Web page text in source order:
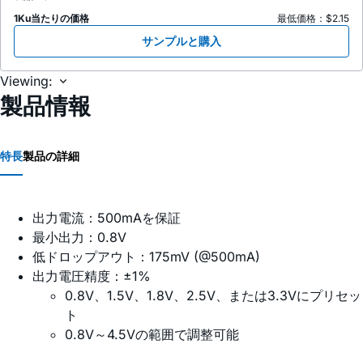
1Ku当たりの価格
最低価格：$2.15
サンプルと購入
Viewing:
製品情報
特長製品の詳細
出力電流：500mAを保証
最小出力：0.8V
低ドロップアウト：175mV (@500mA)
出力電圧精度：±1%
0.8V、1.5V、1.8V、2.5V、または3.3Vにプリセッ
ト
0.8V～4.5Vの範囲で調整可能